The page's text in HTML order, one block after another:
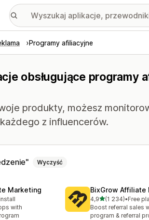
Programy afiliacyjne
obsługujące programy
produkty, możesz
z influencerów.
Wyczyść
Marketing
3592
with
BixGrow Affiliate
4,9na 5 gwiazdek
(1 234)
Łączna liczba
•Free
Boost referral sales
program & referral